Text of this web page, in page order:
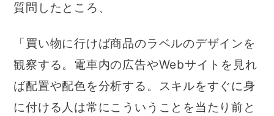
質問したところ、
「買い物に行けば商品のラベルのデザインを
観察する。電車内の広告やWebサイトを見れ
ば配置や配色を分析する。スキルをすぐに身
に付ける人は常にこういうことを当たり前と